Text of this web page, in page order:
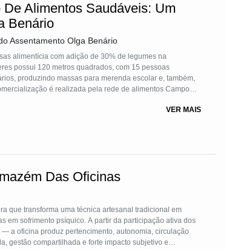
Alimentos Saudáveis: Um
Benário
Assentamento Olga Benário
alimentícia com adição de 30% de legumes na
possui 120 metros quadrados, com 15 pessoas
produzindo massas para merenda escolar e, também,
é realizada pela rede de alimentos Campo
trajetórias e engajadas na realização de seus objetivos,
VER MAIS
Das Oficinas
que transforma uma técnica artesanal tradicional em
em sofrimento psíquico. A partir da participação ativa dos
a oficina produz pertencimento, autonomia, circulação
gestão compartilhada e forte impacto subjetivo e